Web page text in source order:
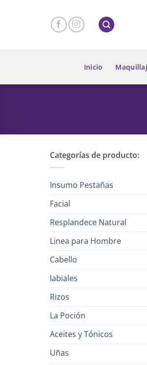
Inicio
Categorías de producto:
Insumo Pestañas
Facial
Resplandece Natural
Linea para Hombre
Cabello
labiales
Rizos
La Poción
Aceites y Tónicos
Uñas